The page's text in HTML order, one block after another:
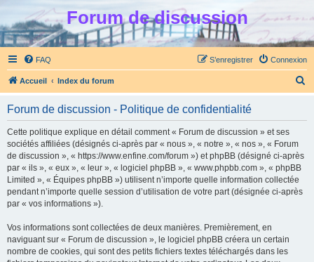
Forum de discussion
FAQ Connexion
S’enregistrer
Accueil Index du forum
Forum de discussion - Politique de confidentialité
Cette politique explique en détail comment « Forum de discussion » et ses
sociétés affiliées (désignés ci-après par « nous », « notre », « nos », « Forum
de discussion », « https://www.enfine.com/forum ») et phpBB (désigné ci-après
par « ils », « eux », « leur », « logiciel phpBB », « www.phpbb.com », « phpBB
Limited », « Équipes phpBB ») utilisent n’importe quelle information collectée
pendant n’importe quelle session d’utilisation de votre part (désignée ci-après
par « vos informations »).
Vos informations sont collectées de deux manières. Premièrement, en
naviguant sur « Forum de discussion », le logiciel phpBB créera un certain
nombre de cookies, qui sont des petits fichiers textes téléchargés dans les